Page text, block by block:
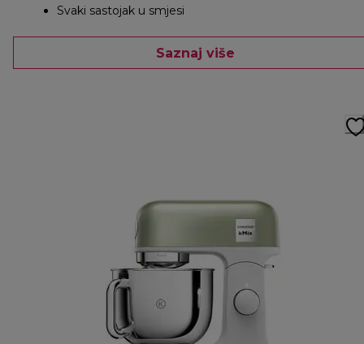
Svaki sastojak u smjesi
Saznaj više